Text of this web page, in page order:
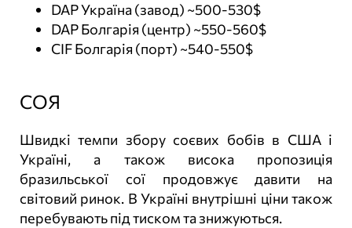
DAP Україна (завод) ~500-530$
DAP Болгарія (центр) ~550-560$
CIF Болгарія (порт) ~540-550$
СОЯ
Швидкі темпи збору соєвих бобів в США і
Україні, а також висока пропозиція
бразильської сої продовжує давити на
світовий ринок. В Україні внутрішні ціни також
перебувають під тиском та знижуються.